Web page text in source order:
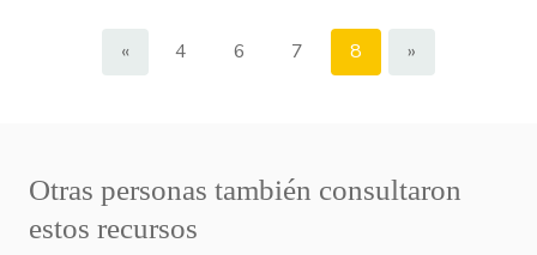
« 4 6 7 8 »
Otras personas también consultaron
estos recursos